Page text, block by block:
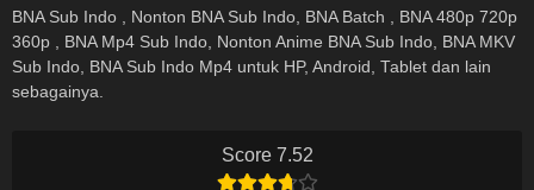
Score 7.52
BNA Sub Indo , Nonton BNA Sub Indo, BNA Batch , BNA 480p 720p
360p , BNA Mp4 Sub Indo, Nonton Anime BNA Sub Indo, BNA MKV
Sub Indo, BNA Sub Indo Mp4 untuk HP, Android, Tablet dan lain
sebagainya.